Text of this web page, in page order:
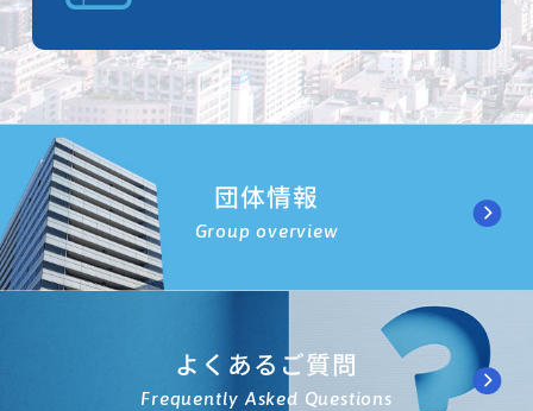
団体情報
Group overview
よくあるご質問
Frequently Asked Questions